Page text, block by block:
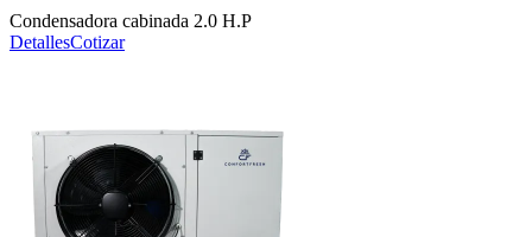
Condensadora cabinada 2.0 H.P
DetallesCotizar